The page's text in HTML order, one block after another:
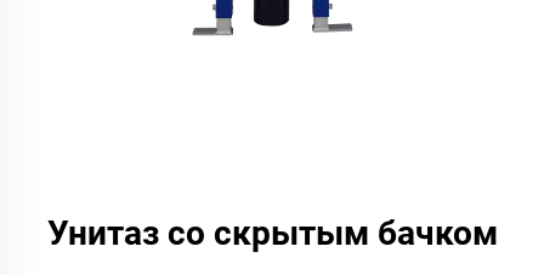
Унитаз со скрытым бачком